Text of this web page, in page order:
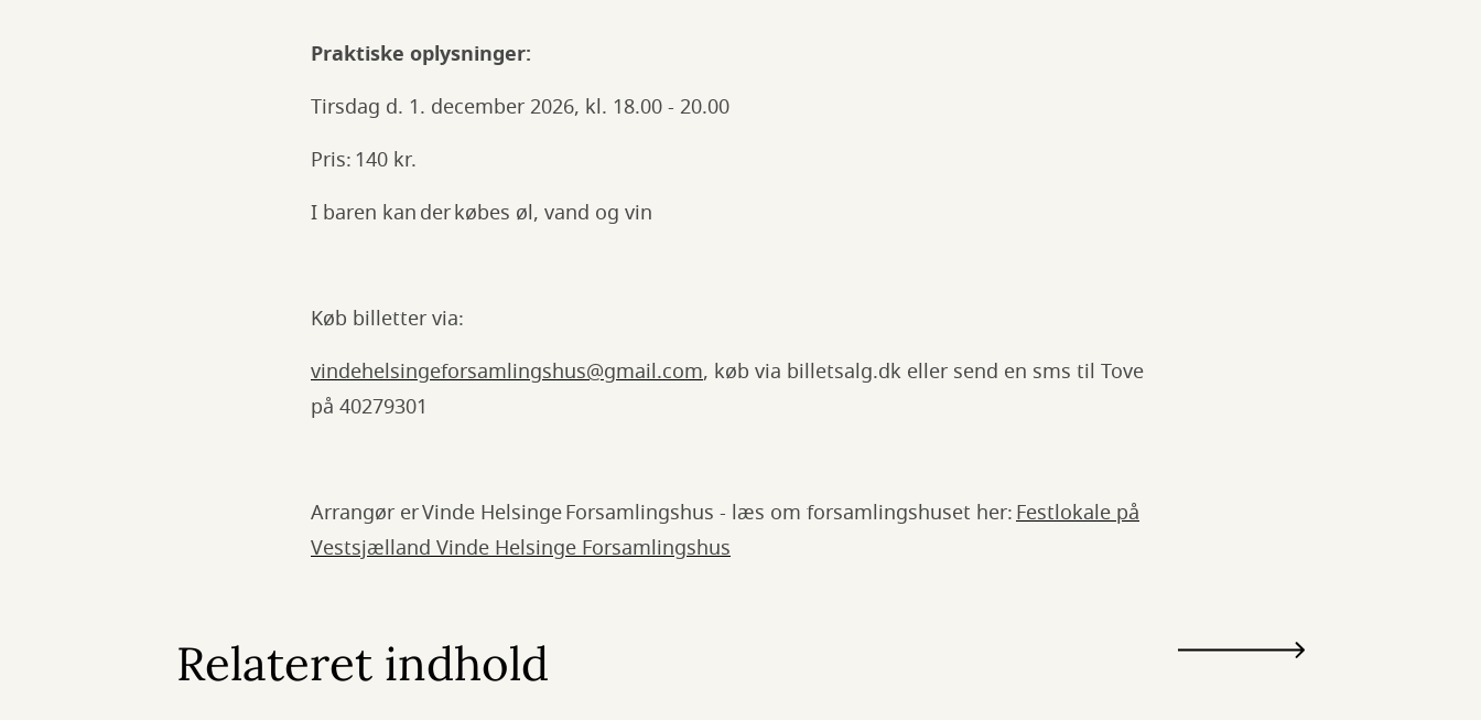
Praktiske oplysninger:
Tirsdag d. 1. december 2026, kl. 18.00 - 20.00
Pris: 140 kr.
I baren kan der købes øl, vand og vin
Køb billetter via:
vindehelsingeforsamlingshus@gmail.com, køb via billetsalg.dk eller send en sms til Tove
på 40279301
Arrangør er Vinde Helsinge Forsamlingshus - læs om forsamlingshuset her:Festlokale på
Vestsjælland Vinde Helsinge Forsamlingshus
Relateret indhold